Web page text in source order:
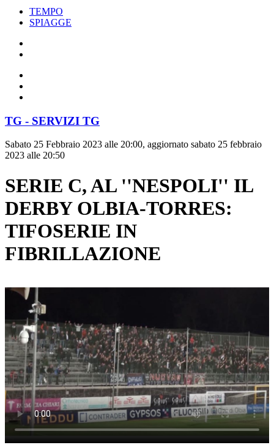
TEMPO
SPIAGGE
TG - SERVIZI TG
Sabato 25 Febbraio 2023 alle 20:00, aggiornato sabato 25 febbraio
2023 alle 20:50
SERIE C, AL ''NESPOLI'' IL
DERBY OLBIA-TORRES:
TIFOSERIE IN
FIBRILLAZIONE